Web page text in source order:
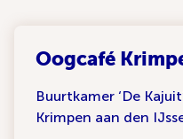
Oogcafé
Buurtkamer ‘De
Krimpen aan den